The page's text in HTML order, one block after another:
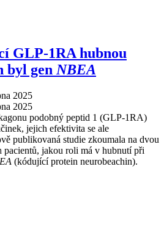
GLP-1RA hubnou
byl gen NBEA
2025
2025
podobný peptid 1 (GLP-1RA)
jejich efektivita se ale
publikovaná studie zkoumala na dvou
pacientů, jakou roli má v hubnutí při
(kódující protein neurobeachin).